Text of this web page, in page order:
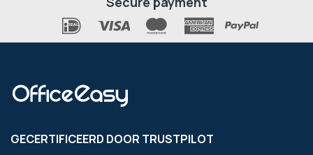
GECERTIFICEERD DOOR TRUSTPILOT